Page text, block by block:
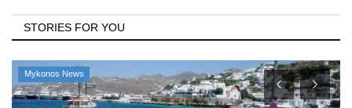
STORIES FOR YOU
Mykonos News